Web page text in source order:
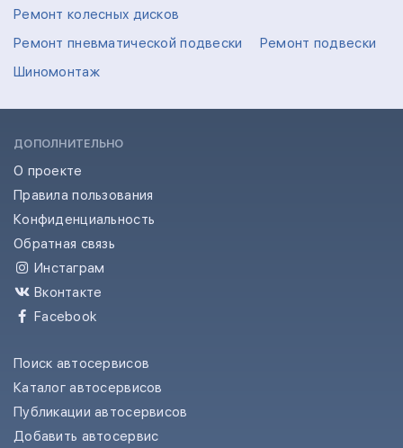
Ремонт колесных дисков
Ремонт пневматической подвески
Ремонт подвески
Шиномонтаж
ДОПОЛНИТЕЛЬНО
О проекте
Правила пользования
Конфиденциальность
Обратная связь
Инстаграм
Вконтакте
Facebook
Поиск автосервисов
Каталог автосервисов
Публикации автосервисов
Добавить автосервис